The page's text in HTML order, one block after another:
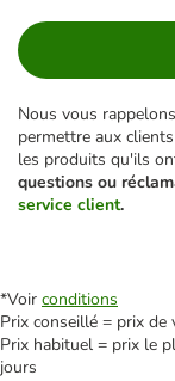
Nous vous
permettre aux
les produits qu'ils
questions ou
service client.
*Voir conditions
Prix conseillé = prix
Prix habituel = prix le
jours